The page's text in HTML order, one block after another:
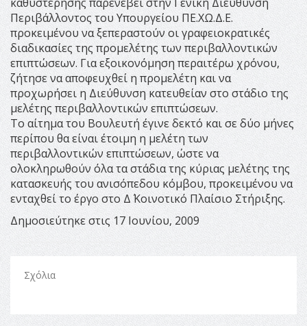
Περιβάλλοντος του Υπουργείου ΠΕ.ΧΩ.Δ.Ε.
προκειμένου να ξεπεραστούν οι γραφειοκρατικές
διαδικασίες της προμελέτης των περιβαλλοντικών
επιπτώσεων. Για εξοικονόμηση περαιτέρω χρόνου,
ζήτησε να αποφευχθεί η προμελέτη και να
προχωρήσει η Διεύθυνση κατευθείαν στο στάδιο της
μελέτης περιβαλλοντικών επιπτώσεων.
Το αίτημα του Βουλευτή έγινε δεκτό και σε δύο μήνες
περίπου θα είναι έτοιμη η μελέτη των
περιβαλλοντικών επιπτώσεων, ώστε να
ολοκληρωθούν όλα τα στάδια της κύριας μελέτης της
κατασκευής του ανισόπεδου κόμβου, προκειμένου να
ενταχθεί το έργο στο Δ΄ Κοινοτικό Πλαίσιο Στήριξης.
Δημοσιεύτηκε στις 17 Ιουνίου, 2009
Σχόλια